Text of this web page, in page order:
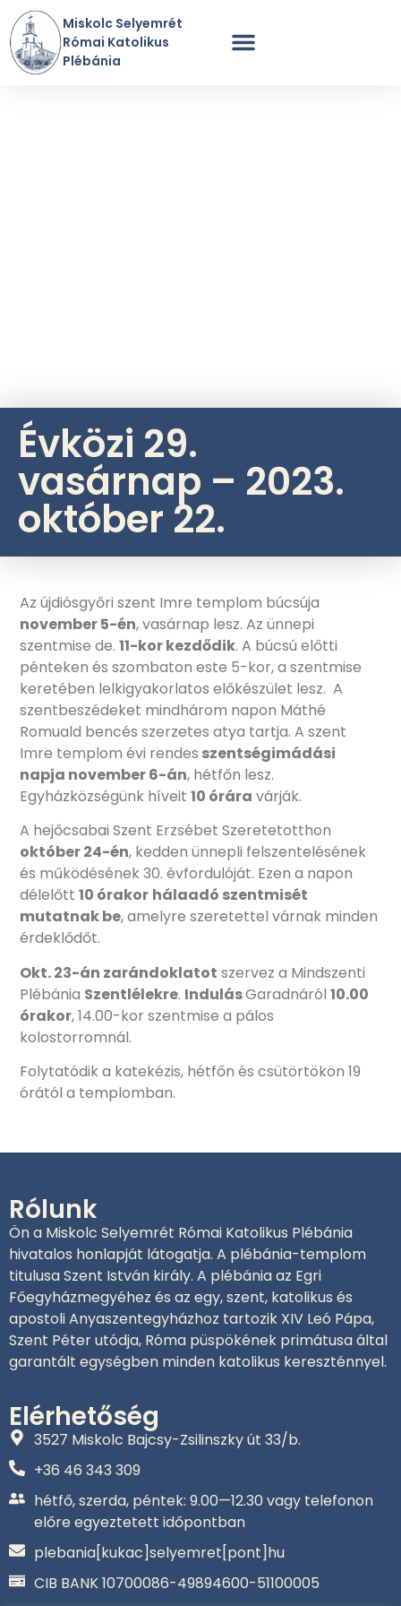
Miskolc Selyemrét
Római Katolikus
Plébánia
Évközi 29.
vasárnap – 2023.
október 22.
Az újdiósgyőri szent Imre templom búcsúja
november 5-én, vasárnap lesz. Az ünnepi
szentmise de.11-kor kezdődik. A búcsú előtti
pénteken és szombaton este 5-kor, a szentmise
keretében lelkigyakorlatos előkészület lesz. A
szentbeszédeket mindhárom napon Máthé
Romuald bencés szerzetes atya tartja. A szent
Imre templom évi rendes szentségimádási
napja november 6-án, hétfőn lesz.
Egyházközségünk híveit10 órára várják.
A hejőcsabai Szent Erzsébet Szeretetotthon
október 24-én, kedden ünnepli felszentelésének
és működésének 30. évfordulóját. Ezen a napon
délelőtt10 órakor hálaadó szentmisét
mutatnak be, amelyre szeretettel várnak minden
érdeklődőt.
Okt. 23-án zarándoklatot szervez a Mindszenti
Plébánia Szentlélekre. IndulásGaradnáról10.00
órakor, 14.00-kor szentmise a pálos
kolostorromnál.
Folytatódik a katekézis, hétfőn és csütörtökön 19
órától a templomban.
Rólunk
Ön a Miskolc Selyemrét Római Katolikus Plébánia
hivatalos honlapját látogatja. A plébánia-templom
titulusa Szent István király. A plébánia az Egri
Főegyházmegyéhez és az egy, szent, katolikus és
apostoli Anyaszentegyházhoz tartozik XIV Leó Pápa,
Szent Péter utódja, Róma püspökének primátusa által
garantált egységben minden katolikus kereszténnyel.
Elérhetőség
3527 Miskolc Bajcsy-Zsilinszky út 33/b.
+36 46 343 309‬
hétfő, szerda, péntek: 9.00—12.30 vagy telefonon
előre egyeztetett időpontban
plebania[kukac]selyemret[pont]hu
CIB BANK 10700086-49894600-51100005